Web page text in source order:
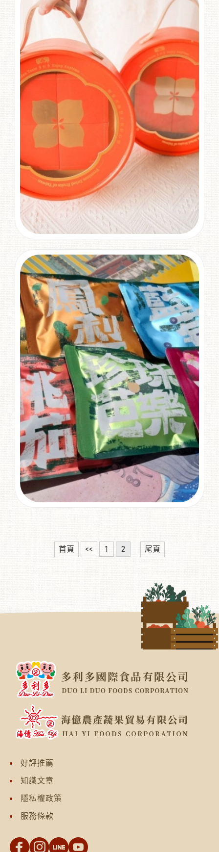
首頁 << 1 2 尾頁
好評推薦
知識文章
隱私權政策
服務條款